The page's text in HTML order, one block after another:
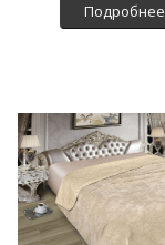
Подробнее